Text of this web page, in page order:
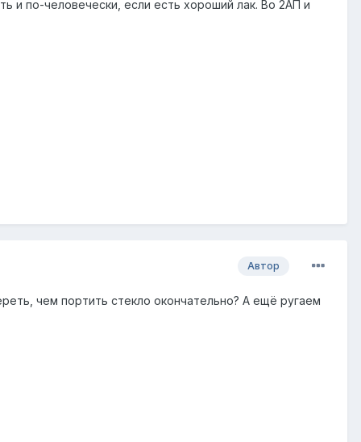
и по-человечески, если есть хороший лак. Во 2АП и
Автор
чем портить стекло окончательно? А ещё ругаем